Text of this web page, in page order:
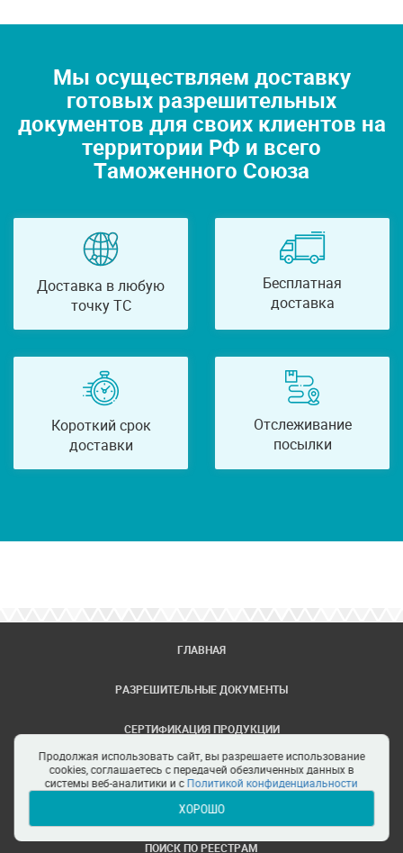
Мы осуществляем доставку
готовых разрешительных
документов для своих клиентов на
территории РФ и всего
Таможенного Союза
Доставка в любую
точку ТС
Бесплатная
доставка
Короткий срок
доставки
Отслеживание
посылки
ГЛАВНАЯ
РАЗРЕШИТЕЛЬНЫЕ ДОКУМЕНТЫ
СЕРТИФИКАЦИЯ ПРОДУКЦИИ
ЗАДАТЬ ВОПРОС
ЦЕНТРЫ СЕРТИФИКАЦИИ
ПОИСК ПО РЕЕСТРАМ
Продолжая использовать сайт, вы разрешаете использование
cookies, соглашаетесь с передачей обезличенных данных в
системы веб-аналитики и сПолитикой конфиденциальности
ХОРОШО